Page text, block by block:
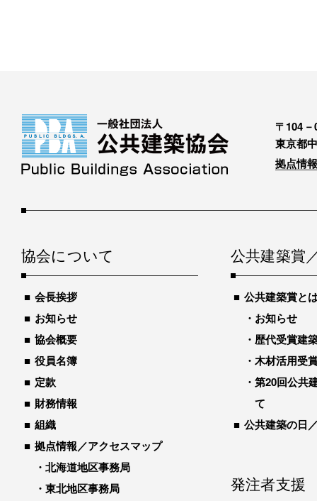
〒104－
東京都
拠点情
協会について
会長挨拶
お知らせ
協会概要
役員名簿
定款
財務情報
組織
拠点情報／アクセスマップ
北海道地区事務局
東北地区事務局
公共建築賞
公共建築賞と
お知らせ
歴代受賞建
木材活用受
第20回公共
て
公共建築の日
発注者支援